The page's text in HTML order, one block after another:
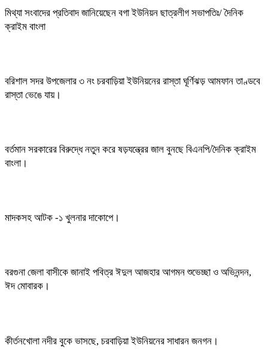
মিথ্যা সংবাদের প্রতিবাদ জানিয়েছেন বগা ইউনিয়ন ছাত্রলীগ সভাপতিঃ/ দৈনিক
ক্রাইম বাংলা
বরিশাল সদর উপজেলার ৩ নং চরবাড়িয়া ইউনিয়নের রাস্তা ঘূর্ণিঝড় আমফান তাণ্ডবে
রাস্তা ভেঙে যায়।
বর্তমান সরকারের বিরুদ্ধে নতুন করে ষড়যন্ত্রের জাল বুনছে বিএনপি/দৈনিক ক্রাইম
বাংলা।
মাদকসহ আটক -১ খুলনার দাকোপে।
বরগুনা জেলা বাসীকে জানাই পবিত্র ঈদুল আজহার আগমন শুভেচ্ছা ও অভিনন্দন,
ঈদ মোবারক।
কীর্তনখোলা নদীর বুকে ভাসছে, চরবাড়িয়া ইউনিয়নের সাধারন জনগন।